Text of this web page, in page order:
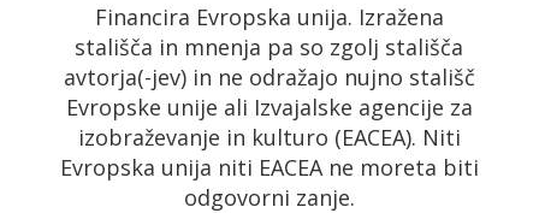
Financira Evropska unija. Izražena
stališča in mnenja pa so zgolj stališča
avtorja(-jev) in ne odražajo nujno stališč
Evropske unije ali Izvajalske agencije za
izobraževanje in kulturo (EACEA). Niti
Evropska unija niti EACEA ne moreta biti
odgovorni zanje.